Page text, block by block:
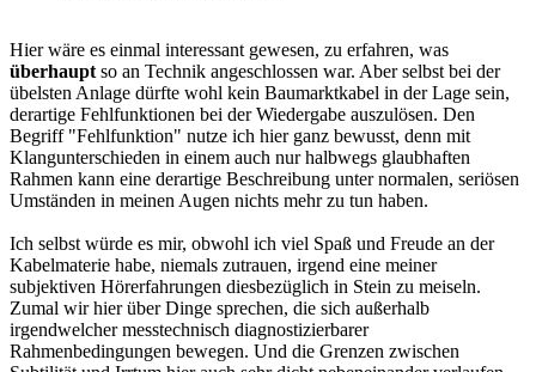
Hier wäre es einmal interessant gewesen, zu erfahren, was
überhaupt so an Technik angeschlossen war. Aber selbst bei der
übelsten Anlage dürfte wohl kein Baumarktkabel in der Lage sein,
derartige Fehlfunktionen bei der Wiedergabe auszulösen. Den
Begriff "Fehlfunktion" nutze ich hier ganz bewusst, denn mit
Klangunterschieden in einem auch nur halbwegs glaubhaften
Rahmen kann eine derartige Beschreibung unter normalen, seriösen
Umständen in meinen Augen nichts mehr zu tun haben.
Ich selbst würde es mir, obwohl ich viel Spaß und Freude an der
Kabelmaterie habe, niemals zutrauen, irgend eine meiner
subjektiven Hörerfahrungen diesbezüglich in Stein zu meiseln.
Zumal wir hier über Dinge sprechen, die sich außerhalb
irgendwelcher messtechnisch diagnostizierbarer
Rahmenbedingungen bewegen. Und die Grenzen zwischen